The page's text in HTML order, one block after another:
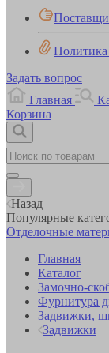
Политика
Задать вопрос
Главная
Корзина
Назад
Популярные
Отделочные
Главная
Каталог
Замочно-
Фурнитура
Задвижки,
Задвижки